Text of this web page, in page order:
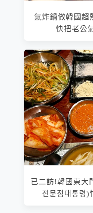
氣炸鍋做韓國超
快把老公
已二訪!韓國東大
전문점대통령